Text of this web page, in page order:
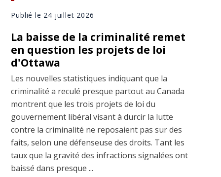
Publié le 24 juillet 2026
La baisse de la criminalité remet
en question les projets de loi
d'Ottawa
Les nouvelles statistiques indiquant que la
criminalité a reculé presque partout au Canada
montrent que les trois projets de loi du
gouvernement libéral visant à durcir la lutte
contre la criminalité ne reposaient pas sur des
faits, selon une défenseuse des droits. Tant les
taux que la gravité des infractions signalées ont
baissé dans presque ...